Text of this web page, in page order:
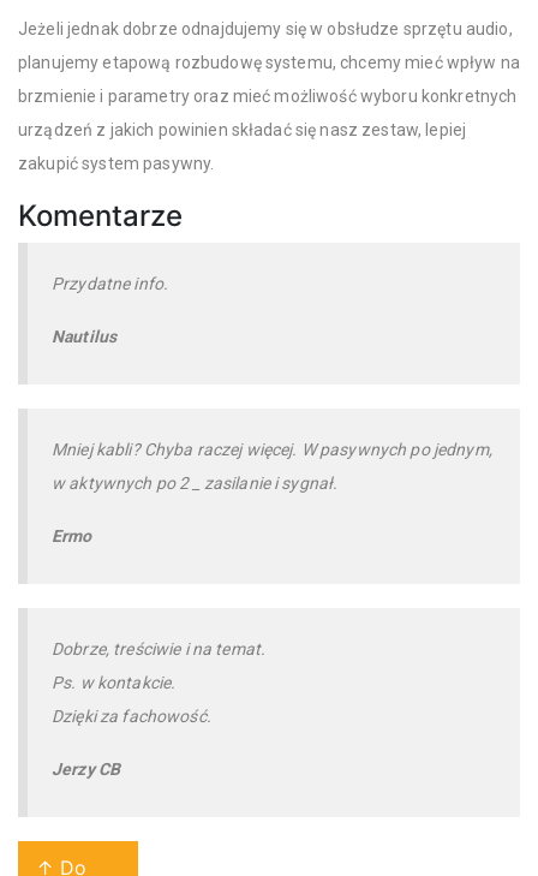
Jeżeli jednak dobrze odnajdujemy się w obsłudze sprzętu audio,
planujemy etapową rozbudowę systemu, chcemy mieć wpływ na
brzmienie i parametry oraz mieć możliwość wyboru konkretnych
urządzeń z jakich powinien składać się nasz zestaw, lepiej
zakupić system pasywny.
Komentarze
Przydatne info.
Nautilus
Mniej kabli? Chyba raczej więcej. W pasywnych po jednym,
w aktywnych po 2 _ zasilanie i sygnał.
Ermo
Dobrze, treściwie i na temat.
Ps. w kontakcie.
Dzięki za fachowość.
Jerzy CB
↑ Do